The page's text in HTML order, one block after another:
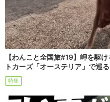
【わんこと全国旅#19】岬を駆
トカーズ「オーステリア」で巡
特集